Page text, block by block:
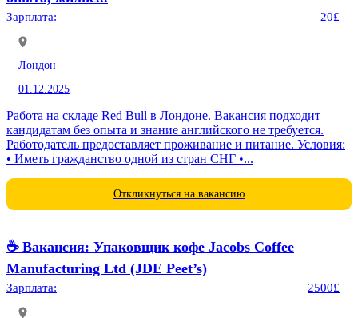
Зарплата: 20£
Лондон
01.12.2025
Работа на складе Red Bull в Лондоне. Вакансия подходит
кандидатам без опыта и знание английского не требуется.
Работодатель предоставляет проживание и питание. Условия:
• Иметь гражданство одной из стран СНГ •...
Откликнуться на вакансию
☕️ Вакансия: Упаковщик кофе Jacobs Coffee
Manufacturing Ltd (JDE Peet’s)
Зарплата: 2500£